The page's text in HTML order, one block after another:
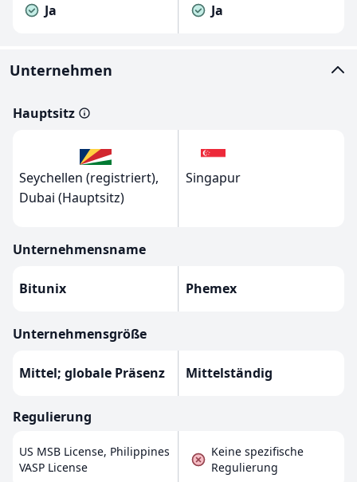
Ja Ja
Unternehmen
Hauptsitz
Seychellen (registriert),
Dubai (Hauptsitz)
Singapur
Unternehmensname
Bitunix Phemex
Unternehmensgröße
Mittel; globale Präsenz Mittelständig
Regulierung
US MSB License, Philippines
VASP License
Keine spezifische
Regulierung